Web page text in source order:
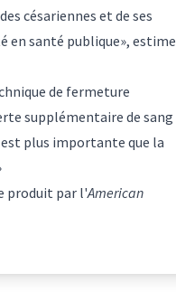
césariennes et de ses
en santé publique», estime
de fermeture
supplémentaire de sang
plus importante que la
produit par l'American